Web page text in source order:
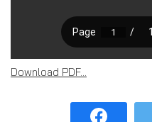
Download PDF...